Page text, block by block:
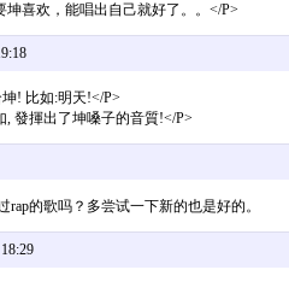
喜欢，能唱出自己就好了。。</P>
! 比如:明天!</P>
發揮出了坤嗓子的音質!</P>
的歌吗？多尝试一下新的也是好的。